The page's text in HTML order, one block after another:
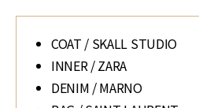
COAT / SKALL STUDIO
INNER / ZARA
DENIM / MARNO